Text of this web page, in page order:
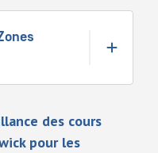
des cours
pour les